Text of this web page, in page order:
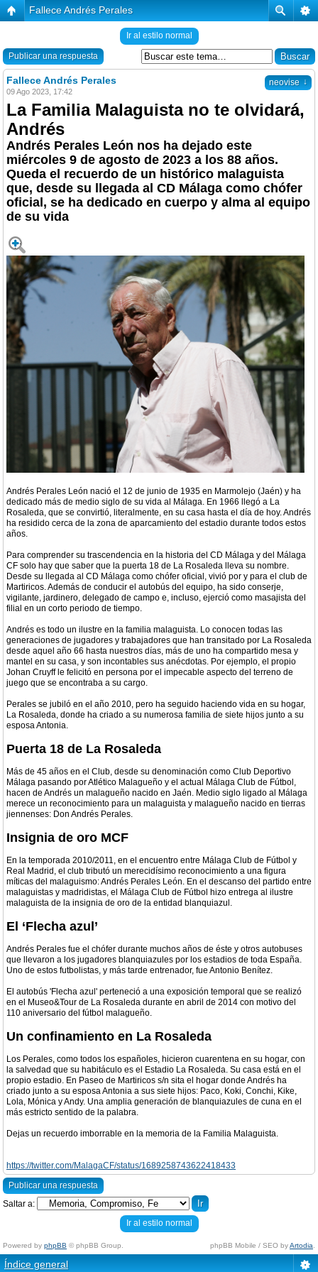
Fallece Andrés Perales
Ir al estilo normal
Publicar una respuesta
neovise ↓
Fallece Andrés Perales
09 Ago 2023, 17:42
La Familia Malaguista no te olvidará,
Andrés
Andrés Perales León nos ha dejado este
miércoles 9 de agosto de 2023 a los 88 años.
Queda el recuerdo de un histórico malaguista
que, desde su llegada al CD Málaga como chófer
oficial, se ha dedicado en cuerpo y alma al equipo
de su vida
Andrés Perales León nació el 12 de junio de 1935 en Marmolejo (Jaén) y ha
dedicado más de medio siglo de su vida al Málaga. En 1966 llegó a La
Rosaleda, que se convirtió, literalmente, en su casa hasta el día de hoy. Andrés
ha residido cerca de la zona de aparcamiento del estadio durante todos estos
años.
Para comprender su trascendencia en la historia del CD Málaga y del Málaga
CF solo hay que saber que la puerta 18 de La Rosaleda lleva su nombre.
Desde su llegada al CD Málaga como chófer oficial, vivió por y para el club de
Martiricos. Además de conducir el autobús del equipo, ha sido conserje,
vigilante, jardinero, delegado de campo e, incluso, ejerció como masajista del
filial en un corto periodo de tiempo.
Andrés es todo un ilustre en la familia malaguista. Lo conocen todas las
generaciones de jugadores y trabajadores que han transitado por La Rosaleda
desde aquel año 66 hasta nuestros días, más de uno ha compartido mesa y
mantel en su casa, y son incontables sus anécdotas. Por ejemplo, el propio
Johan Cruyff le felicitó en persona por el impecable aspecto del terreno de
juego que se encontraba a su cargo.
Perales se jubiló en el año 2010, pero ha seguido haciendo vida en su hogar,
La Rosaleda, donde ha criado a su numerosa familia de siete hijos junto a su
esposa Antonia.
Puerta 18 de La Rosaleda
Más de 45 años en el Club, desde su denominación como Club Deportivo
Málaga pasando por Atlético Malagueño y el actual Málaga Club de Fútbol,
hacen de Andrés un malagueño nacido en Jaén. Medio siglo ligado al Málaga
merece un reconocimiento para un malaguista y malagueño nacido en tierras
jiennenses: Don Andrés Perales.
Insignia de oro MCF
En la temporada 2010/2011, en el encuentro entre Málaga Club de Fútbol y
Real Madrid, el club tributó un merecidísimo reconocimiento a una figura
míticas del malaguismo: Andrés Perales León. En el descanso del partido entre
malaguistas y madridistas, el Málaga Club de Fútbol hizo entrega al ilustre
malaguista de la insignia de oro de la entidad blanquiazul.
El ‘Flecha azul’
Andrés Perales fue el chófer durante muchos años de éste y otros autobuses
que llevaron a los jugadores blanquiazules por los estadios de toda España.
Uno de estos futbolistas, y más tarde entrenador, fue Antonio Benítez.
El autobús 'Flecha azul' perteneció a una exposición temporal que se realizó
en el Museo&Tour de La Rosaleda durante en abril de 2014 con motivo del
110 aniversario del fútbol malagueño.
Un confinamiento en La Rosaleda
Los Perales, como todos los españoles, hicieron cuarentena en su hogar, con
la salvedad que su habitáculo es el Estadio La Rosaleda. Su casa está en el
propio estadio. En Paseo de Martiricos s/n sita el hogar donde Andrés ha
criado junto a su esposa Antonia a sus siete hijos: Paco, Koki, Conchi, Kike,
Lola, Mónica y Andy. Una amplia generación de blanquiazules de cuna en el
más estricto sentido de la palabra.
Dejas un recuerdo imborrable en la memoria de la Familia Malaguista.
https://twitter.com/MalagaCF/status/1689258743622418433
Publicar una respuesta
Saltar a:
Ir al estilo normal
Powered by phpBB © phpBB Group. phpBB Mobile / SEO byArtodia
Índice general